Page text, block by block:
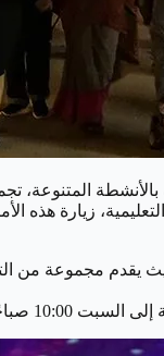
المتنوعة،
التعليمية، زيارة
مجموعة من